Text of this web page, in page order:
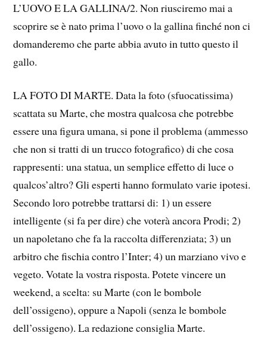
L’UOVO E LA GALLINA/2. Non riusciremo mai a
scoprire se è nato prima l’uovo o la gallina finché non ci
domanderemo che parte abbia avuto in tutto questo il
gallo.
LA FOTO DI MARTE. Data la foto (sfuocatissima)
scattata su Marte, che mostra qualcosa che potrebbe
essere una figura umana, si pone il problema (ammesso
che non si tratti di un trucco fotografico) di che cosa
rappresenti: una statua, un semplice effetto di luce o
qualcos’altro? Gli esperti hanno formulato varie ipotesi.
Secondo loro potrebbe trattarsi di: 1) un essere
intelligente (si fa per dire) che voterà ancora Prodi; 2)
un napoletano che fa la raccolta differenziata; 3) un
arbitro che fischia contro l’Inter; 4) un marziano vivo e
vegeto. Votate la vostra risposta. Potete vincere un
weekend, a scelta: su Marte (con le bombole
dell’ossigeno), oppure a Napoli (senza le bombole
dell’ossigeno). La redazione consiglia Marte.